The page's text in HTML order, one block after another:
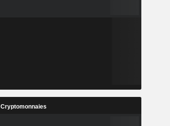
Cryptomonnaies